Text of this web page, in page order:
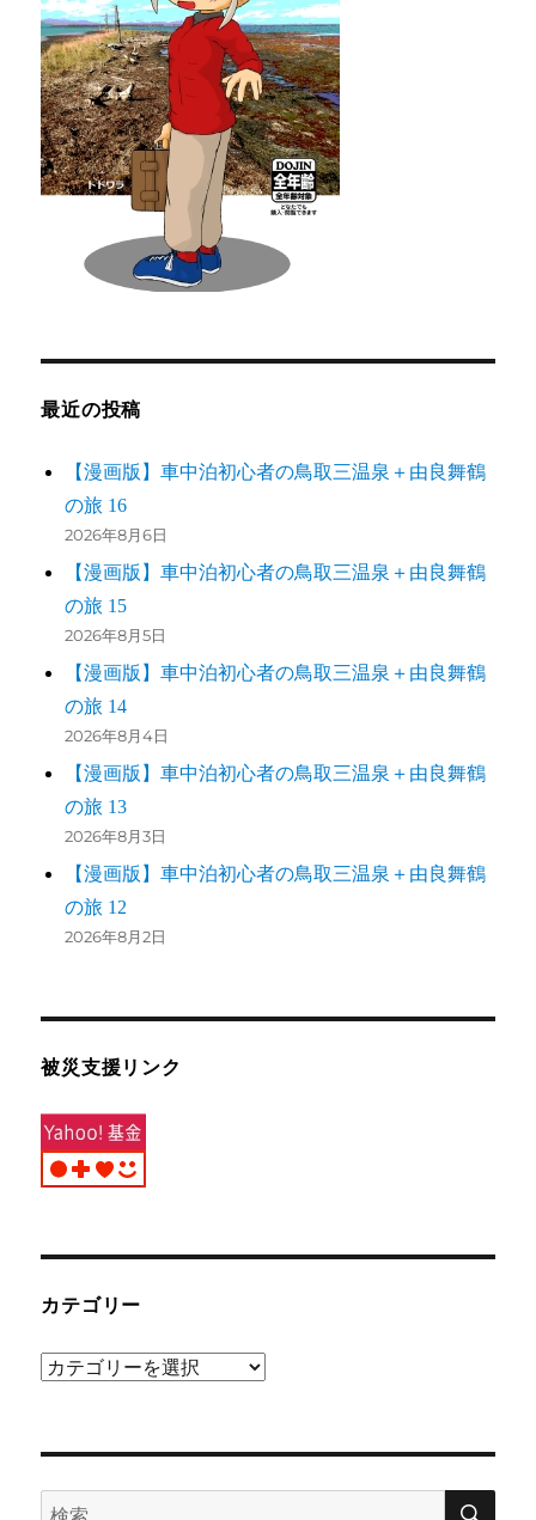
最近の投稿
【漫画版】車中泊初心者の鳥取三温泉＋由良舞鶴
の旅 16
2026年8月6日
【漫画版】車中泊初心者の鳥取三温泉＋由良舞鶴
の旅 15
2026年8月5日
【漫画版】車中泊初心者の鳥取三温泉＋由良舞鶴
の旅 14
2026年8月4日
【漫画版】車中泊初心者の鳥取三温泉＋由良舞鶴
の旅 13
2026年8月3日
【漫画版】車中泊初心者の鳥取三温泉＋由良舞鶴
の旅 12
2026年8月2日
被災支援リンク
カテゴリー
カ
検
検